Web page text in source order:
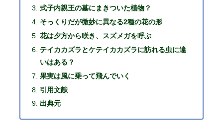
式子内親王の墓にまきついた植物？
そっくりだが微妙に異なる2種の花の形
花は夕方から咲き、スズメガを呼ぶ
テイカカズラとケテイカカズラに訪れる虫に違
いはある？
果実は風に乗って飛んでいく
引用文献
出典元